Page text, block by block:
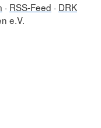
RSS-Feed
DRK
e.V.